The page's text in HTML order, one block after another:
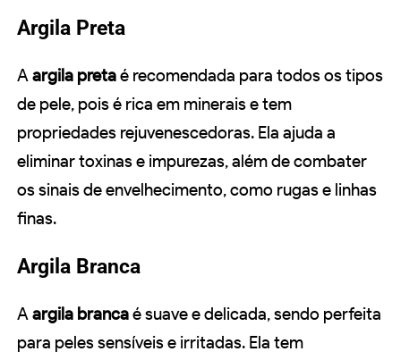
Argila Preta
Aargila pretaé recomendada para todos os tipos
de pele, pois é rica em minerais e tem
propriedades rejuvenescedoras. Ela ajuda a
eliminar toxinas e impurezas, além de combater
os sinais de envelhecimento, como rugas e linhas
finas.
Argila Branca
Aargila brancaé suave e delicada, sendo perfeita
para peles sensíveis e irritadas. Ela tem